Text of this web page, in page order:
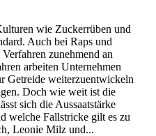
wie Zuckerrüben und
Auch bei Raps und
zunehmend an
arbeiten Unternehmen
Getreide weiterzuentwickeln
Doch wie weit ist die
sich die Aussaatstärke
welche Fallstricke gilt es zu
Leonie Milz und...